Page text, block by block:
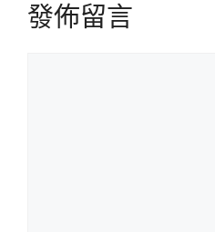
發佈留言